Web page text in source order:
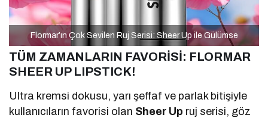
Flormar’ın Çok Sevilen Ruj Serisi: Sheer Up ile Gülümse
TÜM ZAMANLARIN FAVORİSİ: FLORMAR
SHEER UP LIPSTICK!
Ultra kremsi dokusu, yarı şeffaf ve parlak bitişiyle
kullanıcıların favorisi olan Sheer Up ruj serisi, göz